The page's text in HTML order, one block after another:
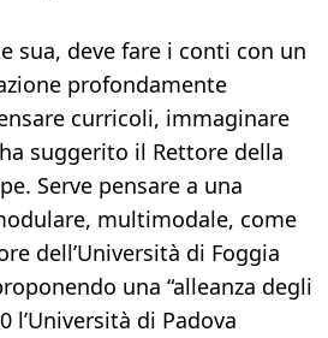
sua, deve fare i conti con un
profondamente
curricoli, immaginare
suggerito il Rettore della
Serve pensare a una
multimodale, come
dell’Università di Foggia
una “alleanza degli
l’Università di Padova